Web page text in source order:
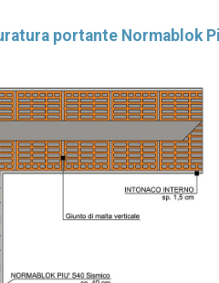
portante Normablok